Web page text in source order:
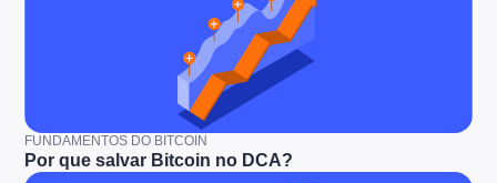
FUNDAMENTOS DO BITCOIN
Por que salvar Bitcoin no DCA?